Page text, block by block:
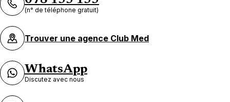
(n° de téléphone gratuit)
Trouver une agence Club Med
WhatsApp
Discutez avec nous